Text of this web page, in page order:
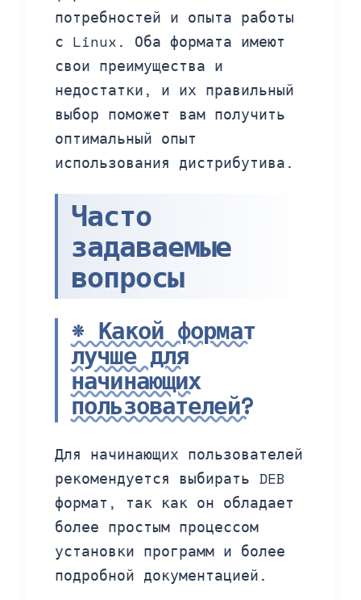
потребностей и опыта работы
с Linux. Оба формата имеют
свои преимущества и
недостатки, и их правильный
выбор поможет вам получить
оптимальный опыт
использования дистрибутива.
Часто
задаваемые
вопросы
* Какой формат
лучше для
начинающих
пользователей?
Для начинающих пользователей
рекомендуется выбирать DEB
формат, так как он обладает
более простым процессом
установки программ и более
подробной документацией.